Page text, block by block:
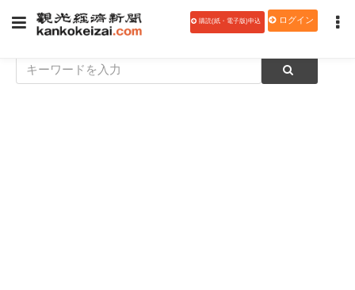
購読(紙・電子版)申込 ログイン